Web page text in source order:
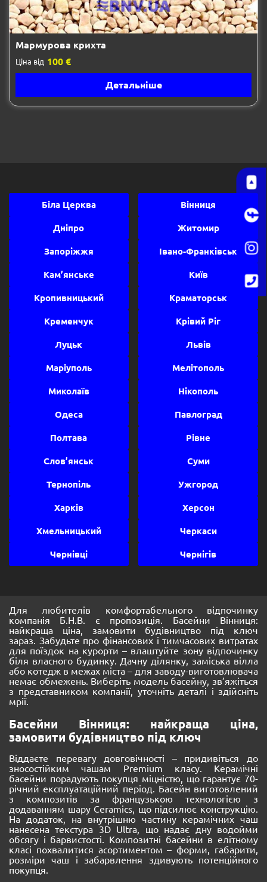
Мармурова крихта
Ціна від 100 €
Детальніше
Біла Церква
Вінниця
Дніпро
Житомир
Запоріжжя
Івано-Франківськ
Кам’янське
Київ
Кропивницький
Краматорськ
Кременчук
Крівий Ріг
Луцьк
Львів
Маріуполь
Мелітополь
Миколаїв
Нікополь
Одеса
Павлоград
Полтава
Рівне
Слов’янськ
Суми
Тернопіль
Ужгород
Харків
Херсон
Хмельницький
Черкаси
Чернівці
Чернігів
Для любителів комфортабельного відпочинку
компанія Б.Н.В. є пропозиція. Басейни Вінниця:
найкраща ціна, замовити будівництво під ключ
зараз. Забудьте про фінансових і тимчасових витратах
для поїздок на курорти – влаштуйте зону відпочинку
біля власного будинку. Дачну ділянку, заміська вілла
або котедж в межах міста – для заводу-виготовлювача
немає обмежень. Виберіть модель басейну, зв’яжіться
з представником компанії, уточніть деталі і здійсніть
мрії.
Басейни Вінниця: найкраща ціна,
замовити будівництво під ключ
Віддаєте перевагу довговічності – придивіться до
зносостійким чашам Premium класу. Керамічні
басейни порадують покупця міцністю, що гарантує 70-
річний експлуатаційний період. Басейн виготовлений
з композитів за французькою технологією з
додаванням шару Ceramics, що підсилює конструкцію.
На додаток, на внутрішню частину керамічних чаш
нанесена текстура 3D Ultra, що надає дну водойми
обсягу і барвистості. Композитні басейни в елітному
класі похвалитися асортиментом – форми, габарити,
розміри чаш і забарвлення здивують потенційного
покупця.